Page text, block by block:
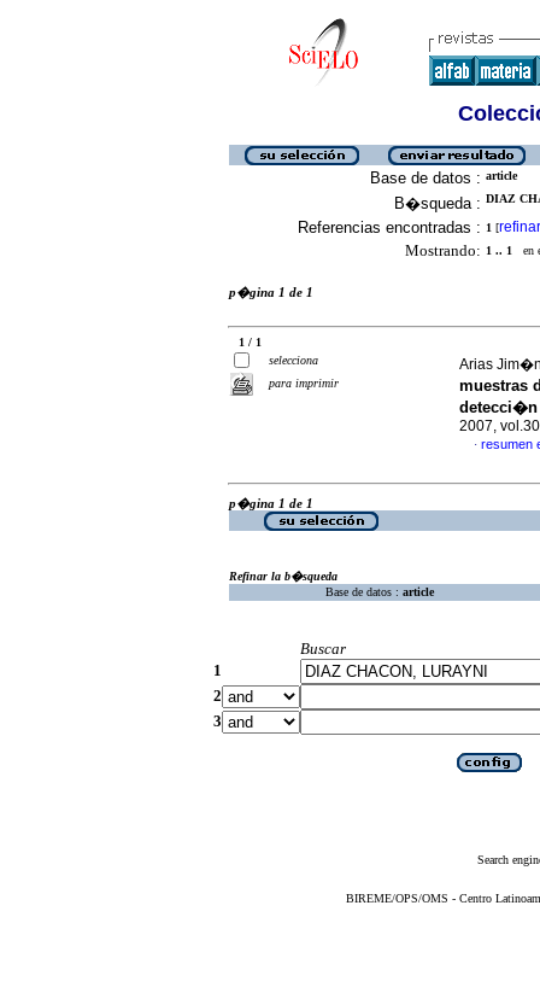
Base de datos : article
B�squeda : DIAZ
Referencias encontradas : 1 [refinar
Mostrando: 1 .. 1 en
p�gina 1 de 1
1 / 1
selecciona
para imprimir
Arias
muestras
detecci�n
2007,
· resumen
p�gina 1 de 1
Refinar la b�squeda
Base de datos : article
Buscar
1
2
3
Search
BIREME/OPS/OMS - Centro